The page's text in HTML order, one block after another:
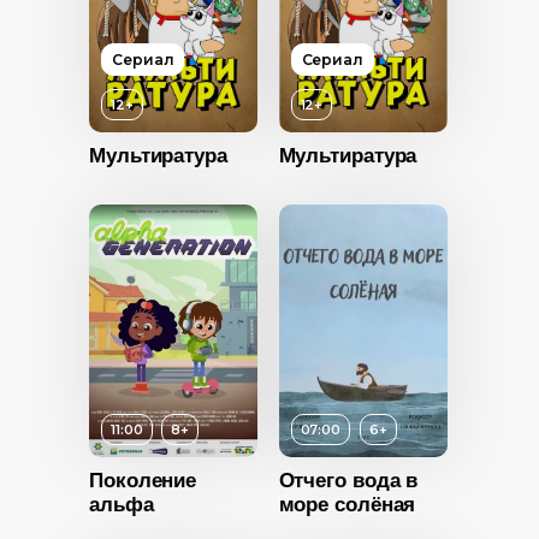
Сериал
12+
Мультиратура
Возраст 12+
Год 2020
Язык Русский
Сериал
12+
Мультиратура
11:00 8+
Поколение
альфа
07:00 6+
Отчего вода в
море солёная